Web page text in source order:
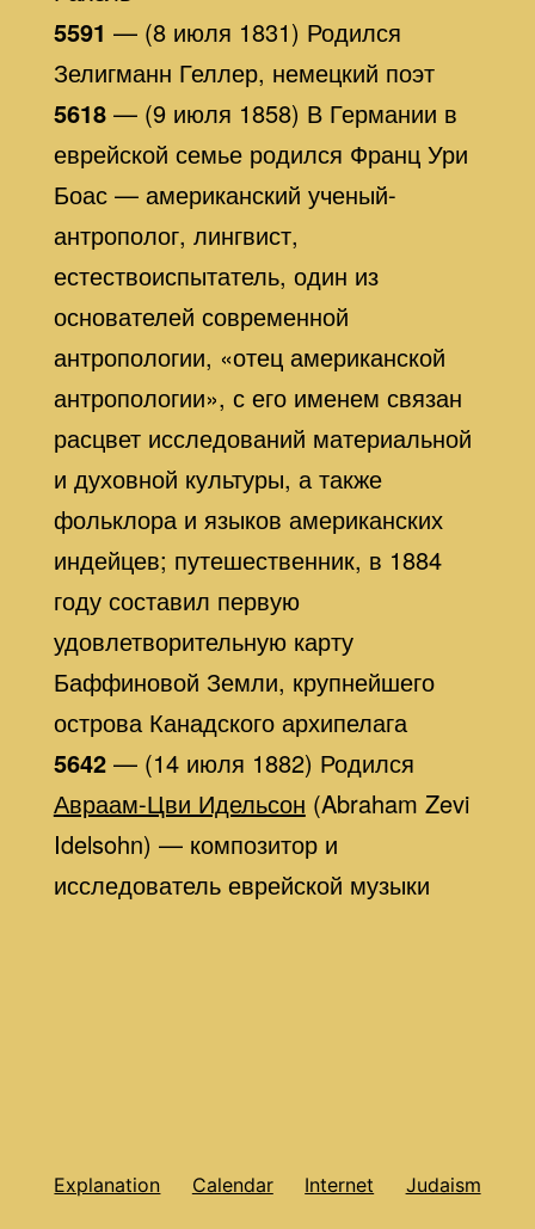
5591 — (8 июля 1831) Родился
Зелигманн Геллер, немецкий поэт
5618— (9 июля 1858) В Германии в
еврейской семье родился Франц Ури
Боас — американский ученый-
антрополог, лингвист,
естествоиспытатель, один из
основателей современной
антропологии, «отец американской
антропологии», с его именем связан
расцвет исследований материальной
и духовной культуры, а также
фольклора и языков американских
индейцев; путешественник, в 1884
году составил первую
удовлетворительную карту
Баффиновой Земли, крупнейшего
острова Канадского архипелага
5642— (14 июля 1882) Родился
Авраам-Цви Идельсон (Abraham Zevi
Idelsohn) — композитор и
исследователь еврейской музыки
Explanation Calendar Internet Judaism